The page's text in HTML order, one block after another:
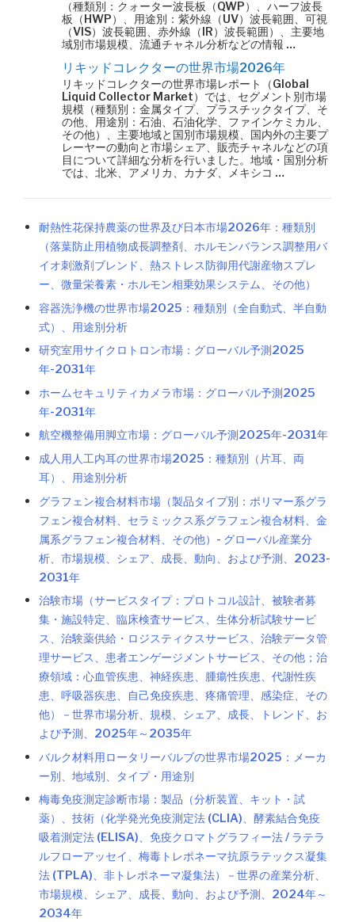
（種類別：クォーター波長板（QWP）、ハーフ波長
板（HWP）、用途別：紫外線（UV）波長範囲、可視
（VIS）波長範囲、赤外線（IR）波長範囲）、主要地
域別市場規模、流通チャネル分析などの情報 …
リキッドコレクターの世界市場2026年
リキッドコレクターの世界市場レポート（Global
Liquid Collector Market）では、セグメント別市場
規模（種類別：金属タイプ、プラスチックタイプ、そ
の他、用途別：石油、石油化学、ファインケミカル、
その他）、主要地域と国別市場規模、国内外の主要プ
レーヤーの動向と市場シェア、販売チャネルなどの項
目について詳細な分析を行いました。地域・国別分析
では、北米、アメリカ、カナダ、メキシコ …
耐熱性花保持農薬の世界及び日本市場2026年：種類別
（落葉防止用植物成長調整剤、ホルモンバランス調整用バ
イオ刺激剤ブレンド、熱ストレス防御用代謝産物スプレ
ー、微量栄養素・ホルモン相乗効果システム、その他）
容器洗浄機の世界市場2025：種類別（全自動式、半自動
式）、用途別分析
研究室用サイクロトロン市場：グローバル予測2025
年-2031年
ホームセキュリティカメラ市場：グローバル予測2025
年-2031年
航空機整備用脚立市場：グローバル予測2025年-2031年
成人用人工内耳の世界市場2025：種類別（片耳、両
耳）、用途別分析
グラフェン複合材料市場（製品タイプ別：ポリマー系グラ
フェン複合材料、セラミックス系グラフェン複合材料、金
属系グラフェン複合材料、その他）- グローバル産業分
析、市場規模、シェア、成長、動向、および予測、2023-
2031年
治験市場（サービスタイプ：プロトコル設計、被験者募
集・施設特定、臨床検査サービス、生体分析試験サービ
ス、治験薬供給・ロジスティクスサービス、治験データ管
理サービス、患者エンゲージメントサービス、その他；治
療領域：心血管疾患、神経疾患、腫瘍性疾患、代謝性疾
患、呼吸器疾患、自己免疫疾患、疼痛管理、感染症、その
他）－世界市場分析、規模、シェア、成長、トレンド、お
よび予測、2025年～2035年
バルク材料用ロータリーバルブの世界市場2025：メーカ
ー別、地域別、タイプ・用途別
梅毒免疫測定診断市場：製品（分析装置、キット・試
薬）、技術（化学発光免疫測定法 (CLIA)、酵素結合免疫
吸着測定法 (ELISA)、免疫クロマトグラフィー法 / ラテラ
ルフローアッセイ、梅毒トレポネーマ抗原ラテックス凝集
法 (TPLA)、非トレポネーマ凝集法）－世界の産業分析、
市場規模、シェア、成長、動向、および予測、2024年～
2034年